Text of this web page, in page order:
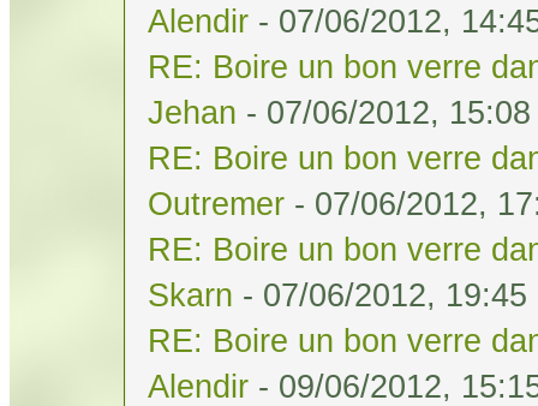
Alendir - 07/06/2012,
RE: Boire un bon verre
Jehan - 07/06/2012, 15:08
RE: Boire un bon verre
Outremer - 07/06/2012,
RE: Boire un bon verre
Skarn - 07/06/2012, 19:45
RE: Boire un bon verre
Alendir - 09/06/2012,